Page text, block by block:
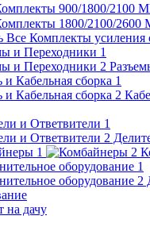
900/1800/2100
1800/2100/2600
Все Комплекты усиления
на дачу